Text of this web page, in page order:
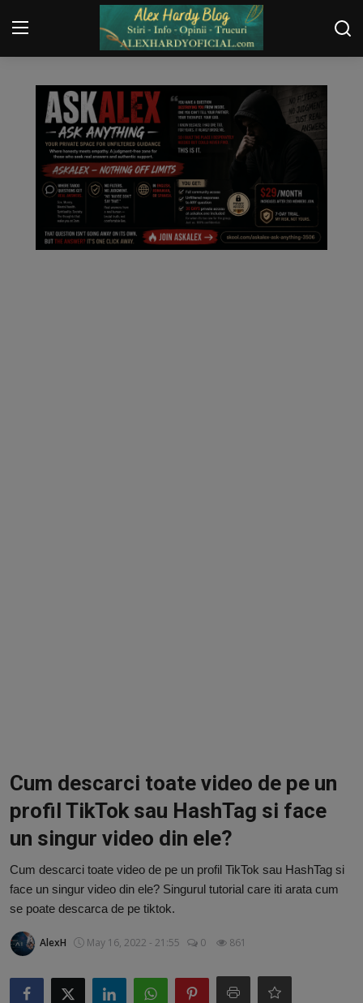
Login Register
Contact
Guest Post
Guest Post
ChatGPT: Cel mai avansat chatbot AI
Aliexpress
Cum descarci toate video de pe un
profil TikTok sau HashTag si face
un singur video din ele?
Cum descarci toate video de pe un profil TikTok sau HashTag si
face un singur video din ele? Singurul tutorial care iti arata cum
se poate descarca de pe tiktok.
AlexH May 16, 2022 - 21:55 0 861